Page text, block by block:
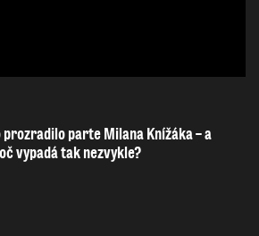
prozradilo parte Milana Knížáka – a
vypadá tak nezvykle?